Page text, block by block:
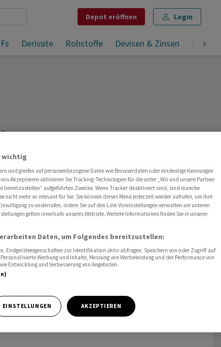
Depot eröffnen Login
Derivate Rohstoffe Devisen & Zinsen Krypto
wichtig
und greifen auf personenbezogene Daten wie Browserdaten oder eindeutige Kennungen
Akzeptieren aktivieren Sie Tracking-Technologien für die unter „Wir und unsere Partner
bereitzustellen“ aufgeführten Zwecke. Wenn Tracker deaktiviert sind, sind manche
nicht mehr so relevant für Sie. Sie können dieses Menü jederzeit wieder aufrufen, um Ihre
zu widerrufen, indem Sie auf den Link Voreinstellungen verwalten am unteren
gelten innerhalb unseres Website. Weitere Informationen finden Sie in unserer
Daten, um Folgendes bereitzustellen:
Endgeräteeigenschaften zur Identifikation aktiv abfragen. Speichern von oder Zugriff auf
Werbung und Inhalte, Messung von Werbeleistung und der Performance von
Entwicklung und Verbesserung von Angeboten.
EINSTELLUNGEN AKZEPTIEREN